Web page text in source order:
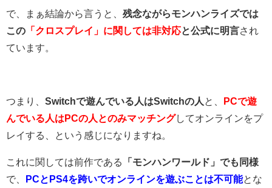
で、まぁ結論から言うと、 残念ながらモンハンライズでは
この 「クロスプレイ」に関しては非対応と公式に明言され
ています。
つまり、 Switchで遊んでいる人はSwitchの人 と、
PCで遊
んでいる人はPCの人とのみマッチングしてオンラインをプ
レイする、という感じになりますね。
これに関しては前作である
「モンハンワールド」でも同様
で、
PCとPS4を跨いでオンラインを遊ぶことは不可能とな